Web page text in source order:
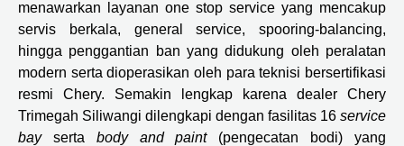
menawarkan layanan one stop service yang mencakup
servis berkala, general service, spooring-balancing,
hingga penggantian ban yang didukung oleh peralatan
modern serta dioperasikan oleh para teknisi bersertifikasi
resmi Chery. Semakin lengkap karena dealer Chery
Trimegah Siliwangi dilengkapi dengan fasilitas 16 service
bay serta body and paint(pengecatan bodi) yang